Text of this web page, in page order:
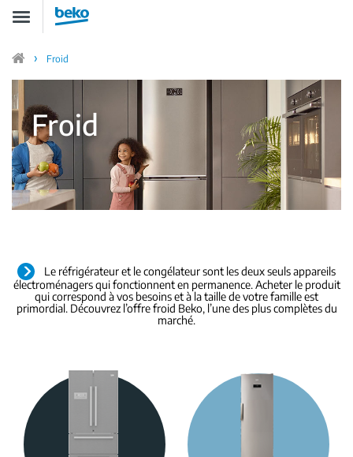
principal
Toggle
navigation
Home
Froid
Froid
Le réfrigérateur et le congélateur sont les deux seuls appareils
électroménagers qui fonctionnent en permanence. Acheter le produit
qui correspond à vos besoins et à la taille de votre famille est
primordial. Découvrez l’offre froid Beko, l’une des plus complètes du
marché.